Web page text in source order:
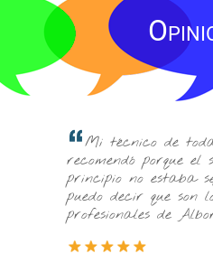
Mi técnico de
recomendó porque
principio no estaba
puedo decir que son
profesionales de